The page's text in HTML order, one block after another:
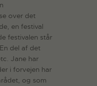
over det
en festival
festivalen står
del af det
Jane har
i forvejen har
og som